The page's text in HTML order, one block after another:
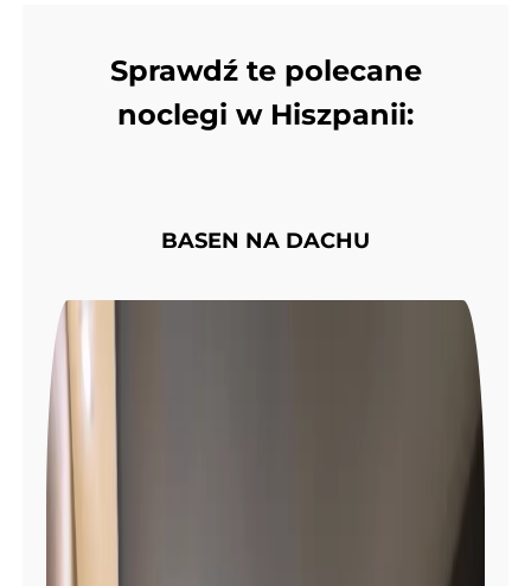
Sprawdź te polecane
noclegi w Hiszpanii:
BASEN NA DACHU